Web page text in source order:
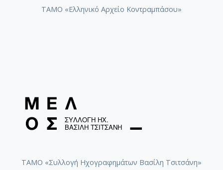
ΤΑΜΟ «Ελληνικό Αρχείο Κοντραμπάσου»
ΤΑΜΟ «Συλλογή Ηχογραφημάτων Βασίλη Τσιτσάνη»